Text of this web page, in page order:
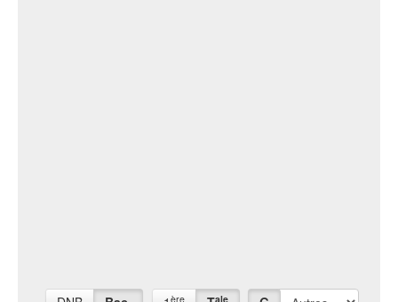
ère ale